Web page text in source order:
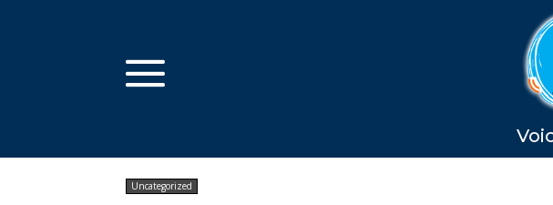
Uncategorized